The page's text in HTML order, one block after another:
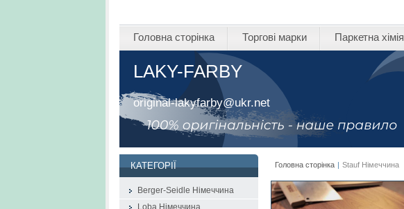
Головна сторінка Торгові марки Паркетна хімія
LAKY-FARBY
original-lakyfarby@ukr.net
Головна сторінка | Stauf Німеччина
КАТЕГОРІЇ
Berger-Seidle Німеччина
Loba Німеччина